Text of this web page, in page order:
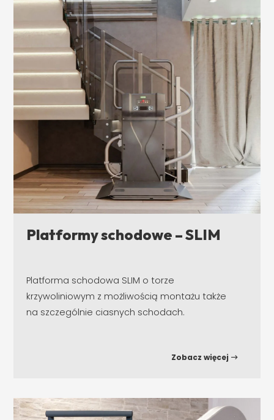
Platformy schodowe – SLIM
Platforma schodowa SLIM o torze
krzywoliniowym z możliwością montażu także
na szczególnie ciasnych schodach.
Zobacz więcej